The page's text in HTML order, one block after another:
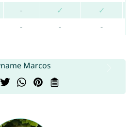
- ✓
✓
- - -